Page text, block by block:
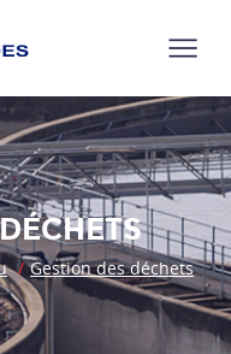
Gestion des déchets